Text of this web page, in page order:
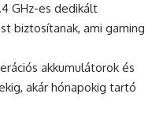
GHz-es dedikált
biztosítanak, ami gaming
akkumulátorok és
akár hónapokig tartó